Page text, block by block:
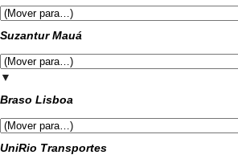
Suzantur Mauá
▼
Braso Lisboa
UniRio Transportes